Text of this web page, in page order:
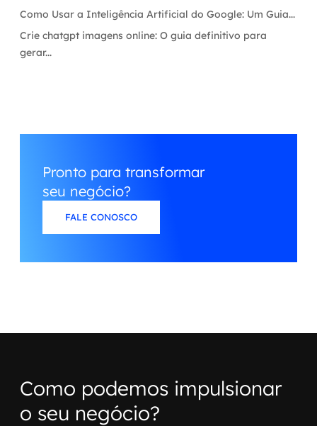
Como Usar a Inteligência Artificial do Google: Um Guia...
Crie chatgpt imagens online: O guia definitivo para
gerar...
Pronto para transformar
seu negócio?
FALE CONOSCO
Como podemos impulsionar
o seu negócio?